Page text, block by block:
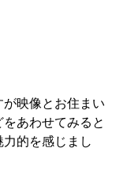
映像とお住まい
あわせてみると
的を感じまし